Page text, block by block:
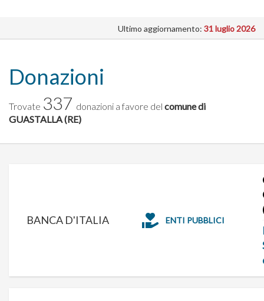
INTERVENTI
Ultimo aggiornamento: 31 luglio 2026
Donazioni
Trovate 337 donazioni a favore del comune di
GUASTALLA (RE)
BANCA D'ITALIA ENTI PUBBLICI